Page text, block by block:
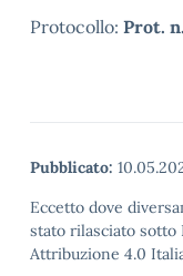
Protocollo: Prot.
Pubblicato:
Eccetto dove
stato rilasciato sotto
Attribuzione 4.0